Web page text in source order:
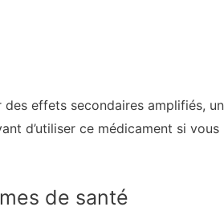
effets secondaires amplifiés,
d’utiliser ce médicament si
de santé